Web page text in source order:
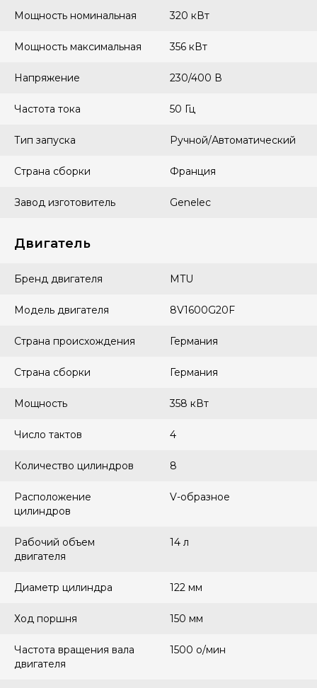
Мощность номинальная 320 кВт
Мощность максимальная 356 кВт
Напряжение 230/400 В
Частота тока 50 Гц
Тип запуска Ручной/Автоматический
Страна сборки Франция
Завод изготовитель Genelec
Двигатель
Бренд двигателя MTU
Модель двигателя 8V1600G20F
Страна происхождения Германия
Страна сборки Германия
Мощность 358 кВт
Число тактов 4
Количество цилиндров 8
Расположение
цилиндров
V-образное
Рабочий объем
двигателя
14 л
Диаметр цилиндра 122 мм
Ход поршня 150 мм
Частота вращения вала
двигателя
1500 о/мин